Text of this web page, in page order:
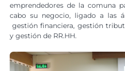
emprendedores de la comuna
cabo su negocio, ligado a las
gestión financiera, gestión
y gestión de RR.HH.